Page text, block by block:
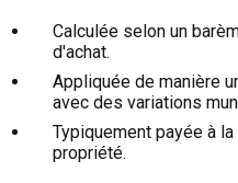
Calculée selon un
d'achat.
Appliquée de manière
avec des variations
Typiquement payée à
propriété.